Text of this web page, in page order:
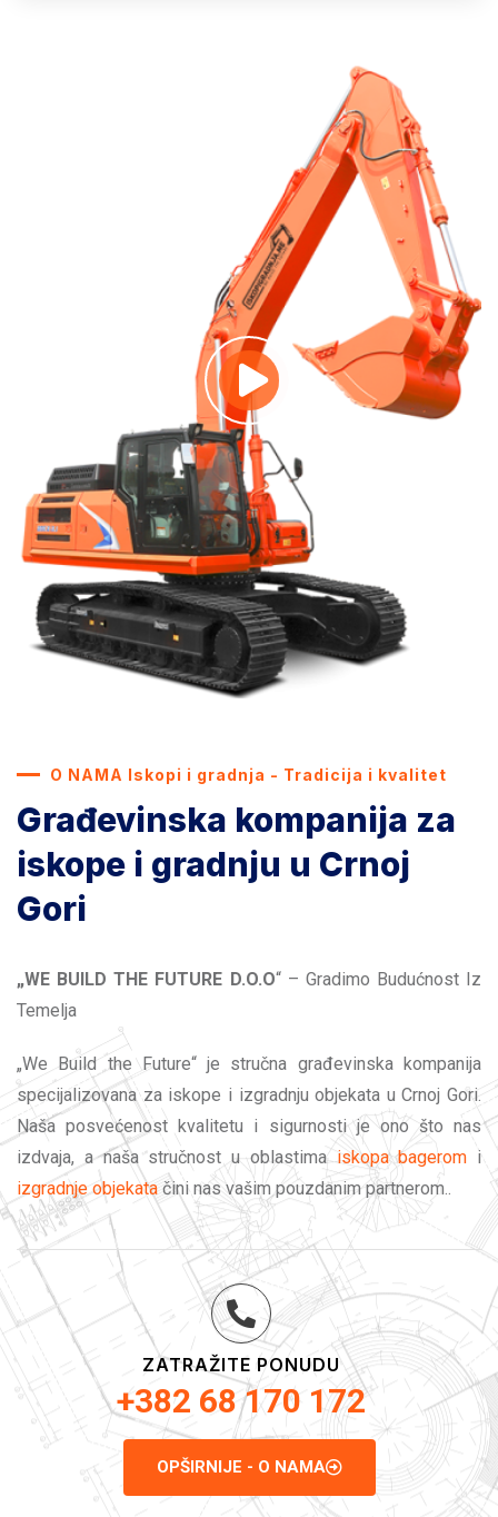
O NAMA Iskopi i gradnja - Tradicija i kvalitet
Građevinska kompanija za
iskope i gradnju u Crnoj
Gori
„WE BUILD THE FUTURE D.O.O“ – Gradimo Budućnost Iz
Temelja
„We Build the Future“ je stručna građevinska kompanija
specijalizovana za iskope i izgradnju objekata u Crnoj Gori.
Naša posvećenost kvalitetu i sigurnosti je ono što nas
izdvaja, a naša stručnost u oblastimaiskopa bagerom i
izgradnje objekata čini nas vašim pouzdanim partnerom..
ZATRAŽITE PONUDU
+382 68 170 172
OPŠIRNIJE - O NAMA